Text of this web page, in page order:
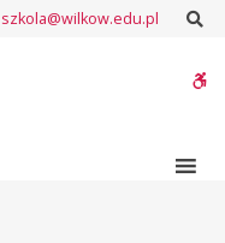
szkola@wilkow.edu.pl